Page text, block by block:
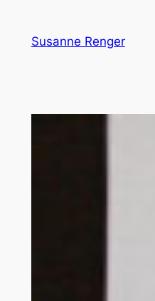
Inhalt
springen
Susanne Renger